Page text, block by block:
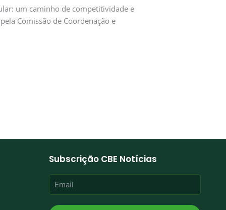
um caminho de competitividade e
Comissão de Coordenação e
Subscrição CBE Notícias